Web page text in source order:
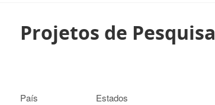
Projetos de Pesquisa
País Estados